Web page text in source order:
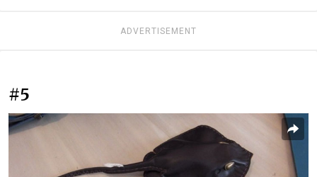
ADVERTISEMENT
#5